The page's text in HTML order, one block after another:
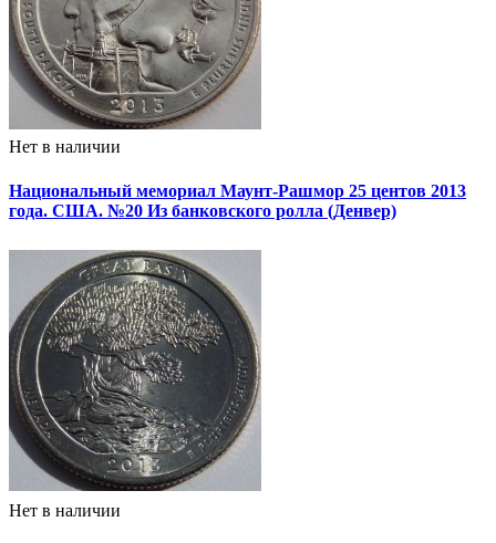
Нет в наличии
Национальный мемориал Маунт-Рашмор 25 центов 2013
года. США. №20 Из банковского ролла (Денвер)
Нет в наличии